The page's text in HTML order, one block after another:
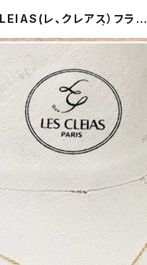
レ、クレアス）フラン
ER MIKI